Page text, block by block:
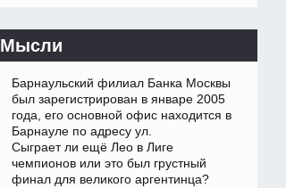
Мысли
Барнаульский филиал Банка Москвы
был зарегистрирован в январе 2005
года, его основной офис находится в
Барнауле по адресу ул.
Сыграет ли ещё Лео в Лиге
чемпионов или это был грустный
финал для великого аргентинца?